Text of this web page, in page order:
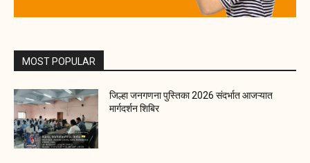
MOST POPULAR
जिल्हा जनगणना पुस्तिका 2026 संदर्भात आजऱ्यात
मार्गदर्शन शिबिर